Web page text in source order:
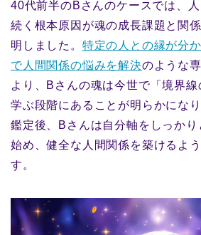
40代前半のBさんのケースでは、
続く根本原因が魂の成長課題と関
明しました。 特定の人との縁が分
で人間関係の悩みを解決のような
より、Bさんの魂は今世で「境界
学ぶ段階にあることが明らかになり
鑑定後、Bさんは自分軸をしっかり
始め、健全な人間関係を築けるよ
す。